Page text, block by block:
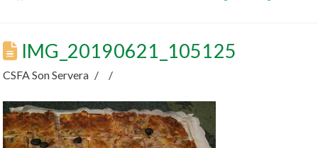
IMG_20190621_105125
CSFA Son Servera